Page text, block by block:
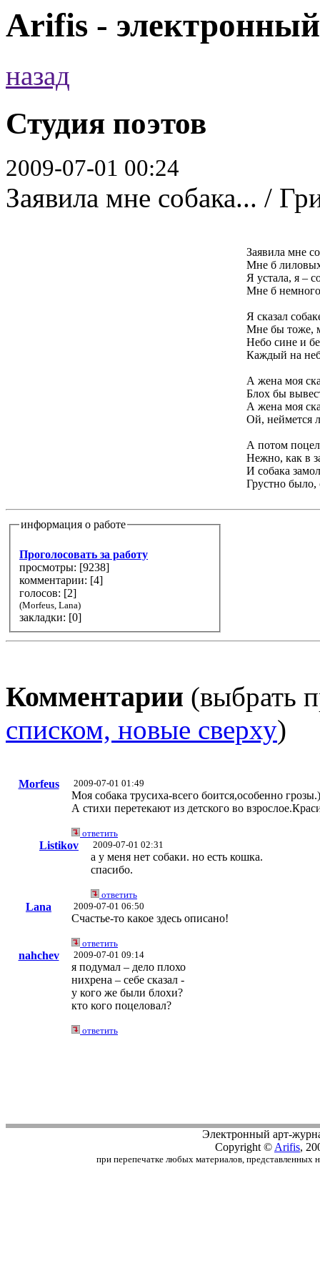
Arifis -
назад
Студия поэтов
2009-07-01 00:24
Заявила мне собака... /
Заявила мне
Мне б
Я устала, я –
Мне б
Я сказал
Мне бы тоже,
Небо сине и
Каждый на
А жена моя
Блох бы
А жена моя
Ой, неймется
А потом
Нежно, как в
И собака
Грустно было,
информация о работе
Проголосовать за работу
просмотры: [9238]
комментарии: [4]
голосов: [2]
(Morfeus, Lana)
закладки: [0]
Комментарии (выбрать
списком, новые сверху)
Morfeus 2009-07-01 01:49
Моя собака трусиха-всего боится,особенно
А стихи перетекают из детского во
ответить
Listikov 2009-07-01 02:31
а у меня нет собаки. но есть кошка.
спасибо.
ответить
Lana 2009-07-01 06:50
Счастье-то какое здесь описано!
ответить
nahchev 2009-07-01 09:14
я подумал – дело плохо
нихрена – себе сказал -
у кого же были блохи?
кто кого поцеловал?
ответить
Электронный арт-
Copyright © Arifis,
при перепечатке любых материалов, представленных